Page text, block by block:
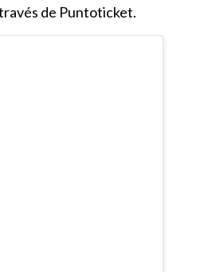
de Puntoticket.